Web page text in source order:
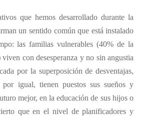
que hemos desarrollado durante la
un sentido común que está instalado
las familias vulnerables (40% de la
con desesperanza y no sin angustia
por la superposición de desventajas,
igual, tienen puestos sus sueños y
mejor, en la educación de sus hijos o
que en el nivel de planificadores y